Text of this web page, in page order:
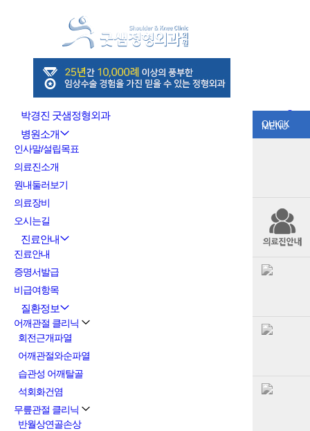
박경진 굿샘정형외과
병원소개
인사말/설립목표
의료진소개
원내둘러보기
의료장비
오시는길
진료안내
진료안내
증명서발급
비급여항목
질환정보
어깨관절 클리닉
회전근개파열
어깨관절와순파열
습관성 어깨탈골
석회화건염
무릎관절 클리닉
반월상연골손상
QUICK
MENU